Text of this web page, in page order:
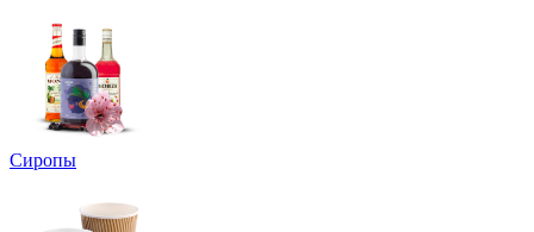
Сиропы